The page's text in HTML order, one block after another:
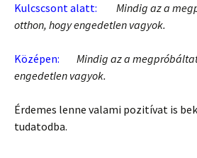
Kulcscsont alatt:
Mindig az a
otthon, hogy engedetlen vagyok.
Középen:
Mindig az a
engedetlen vagyok.
Érdemes lenne valami pozitívat is
tudatodba.